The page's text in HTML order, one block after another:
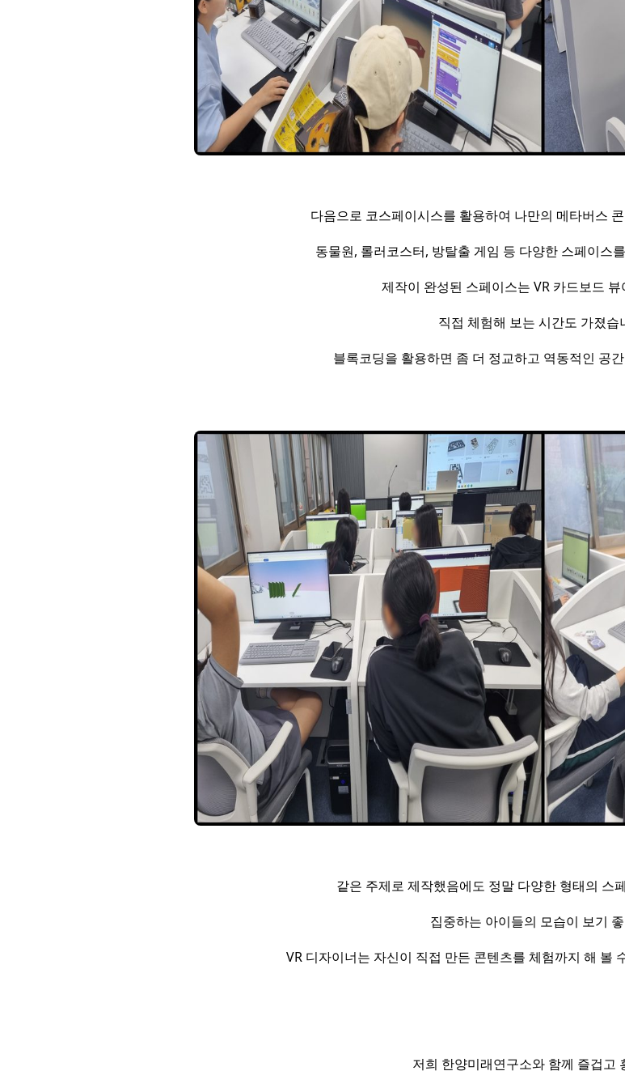
다음으로 코스페이시스를 활용하여 나만의 메타버스
동물원, 롤러코스터, 방탈출 게임 등 다양한 스페이스
제작이 완성된 스페이스는 VR 카드보드 뷰
직접 체험해 보는 시간도 가졌습
블록코딩을 활용하면 좀 더 정교하고 역동적인 공
같은 주제로 제작했음에도 정말 다양한 형태의 스
집중하는 아이들의 모습이 보기
VR 디자이너는 자신이 직접 만든 콘텐츠를 체험까지 해 볼
저희 한양미래연구소와 함께 즐겁고